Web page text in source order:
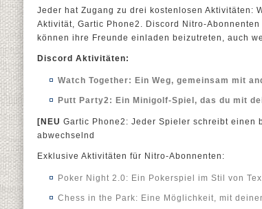
Jeder hat Zugang zu drei kostenlosen Aktivitäten:
Aktivität, Gartic Phone2. Discord Nitro-
können ihre Freunde einladen beizutreten, auch
Discord Aktivitäten:
Watch Together: Ein Weg, gemeinsam mit
Putt Party2: Ein Minigolf-Spiel, das du mit
[NEU Gartic Phone2: Jeder Spieler schreibt einen
abwechselnd
Exklusive Aktivitäten für Nitro-Abonnenten:
Poker Night 2.0: Ein Pokerspiel im Stil von
Chess in the Park: Eine Möglichkeit, mit